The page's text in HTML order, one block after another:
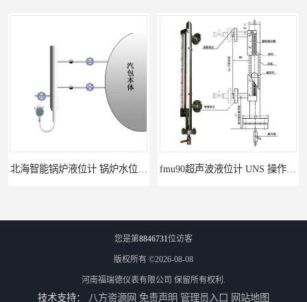
您是第8846731位访客
版权所有 ©2026-08-08
河南福瑞德仪表有限公司 保留所有权利.
技术支持： 八方资源网 免责声明 管理员入口 网站地图